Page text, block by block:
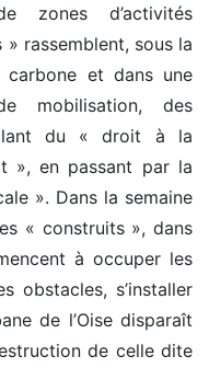
zones d’activités
rassemblent, sous la
et dans une
mobilisation, des
du « droit à la
», en passant par la
». Dans la semaine
« construits », dans
à occuper les
obstacles, s’installer
de l’Oise disparaît
de celle dite